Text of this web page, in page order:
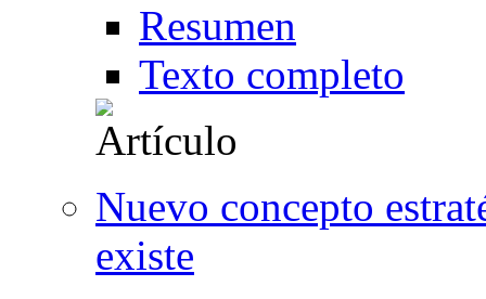
Resumen
Texto completo
Nuevo concepto
existe